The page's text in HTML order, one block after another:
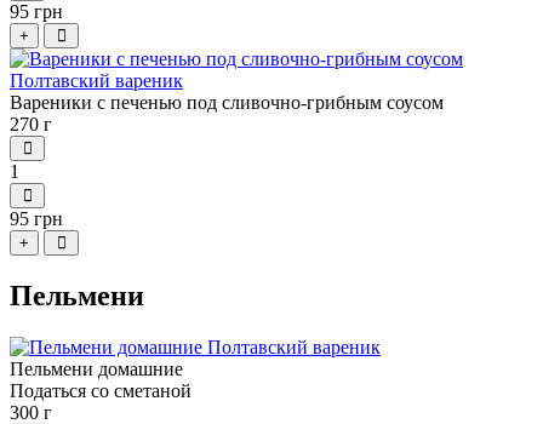
95 грн
+
Вареники с печенью под сливочно-грибным соусом
270 г
1
95 грн
+
Пельмени
Пельмени домашние
Податься со сметаной
300 г